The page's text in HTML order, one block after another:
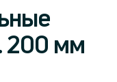
200 мм